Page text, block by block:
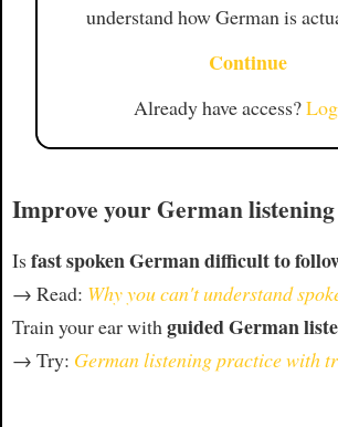
understand how German is
Continue
Already have access?
Improve your German
Isfast spoken German difficult to
→ Read: Why you can't understand
Train your ear withguided German
→ Try: German listening practice with